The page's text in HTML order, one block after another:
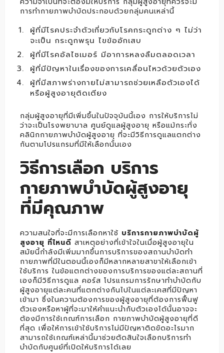
การทำกายภาพบำบัดประกอบด้วยกลุ่มคนเหล่านี้
ผู้ที่มีโรคประจำตัวเกี่ยวกับโรคกระดูกต่าง ๆ ไม่ว่า
จะเป็น กระดูกพรุน ไขข้ออักเสบ
ผู้ที่มีโรคอัลไซเมอร์ มีอาการหลงลืมตลอดเวลา
ผู้ที่มีปัญหาในเรื่องของการเคลื่อนไหวด้วยตัวเอง
ผู้ที่มีสภาพร่างกายไม่สามารถช่วยเหลือตัวเองได้
หรือผู้สูงอายุติดเตียง
กลุ่มผู้สูงอายุที่มีเพิ่มขึ้นในปัจจุบันนี้เอง การให้บริการไม่
ว่าจะเป็นโรงพยาบาล ศูนย์ดูแลผู้สูงอายุ หรือแม้กระทั่ง
คลินิกกายภาพบำบัดผู้สูงอายุ ที่จะมีวิธีการดูแลแตกต่าง
กันตามโปรแกรมที่มีให้เลือกนั้นเอง
วิธีการเลือก บริการ
กายภาพบำบัดผู้สูงอายุ
ที่มีคุณภาพ
ความสนใจที่จะมีการเลือกหาใช้ บริการกายภาพบำบัดผู้
สูงอายุ ที่ไหนดี สาเหตุอย่างที่เข้าใจในเมื่อผู้สูงอายุใน
สมัยนี้กำลังมีเพิ่มมากขึ้นการบริการของสถานบำบัดทำ
กายภาพที่มีในตอนนี้เองก็มีหลากหลายสาขาให้เลือกเข้า
ใช้บริการ ในข้อแตกต่างของการบริการของแต่ละสถานที่
เองก็มีวิธีการดูแล คอร์ส โปรแกรมการรักษาทำบำบัดกับ
ผู้สูงอายุแต่ละคนที่แตกต่างกันไปในแต่ละเคสที่มีปัญหา
เข้ามา ซึ่งในความต้องการของผู้สูงอายุที่ต้องการฟื้นฟู
ตัวเองหรือหาผู้ที่จะมาให้คำแนะนำกับตัวเองได้นั้นอาจจะ
ต้องมีการใช้เกณฑ์การเลือก กายภาพบำบัดผู้สูงอายุที่ดี
ที่สุด เพื่อให้การเข้าใช้บริการไม่มีปัญหาติดขัดอะไรมาก
สามารถใช้เกณฑ์เหล่านี้มาช่วยตัดสินใจเลือกบริการทำ
บำบัดกับศูนย์ที่เปิดให้บริการได้เลย